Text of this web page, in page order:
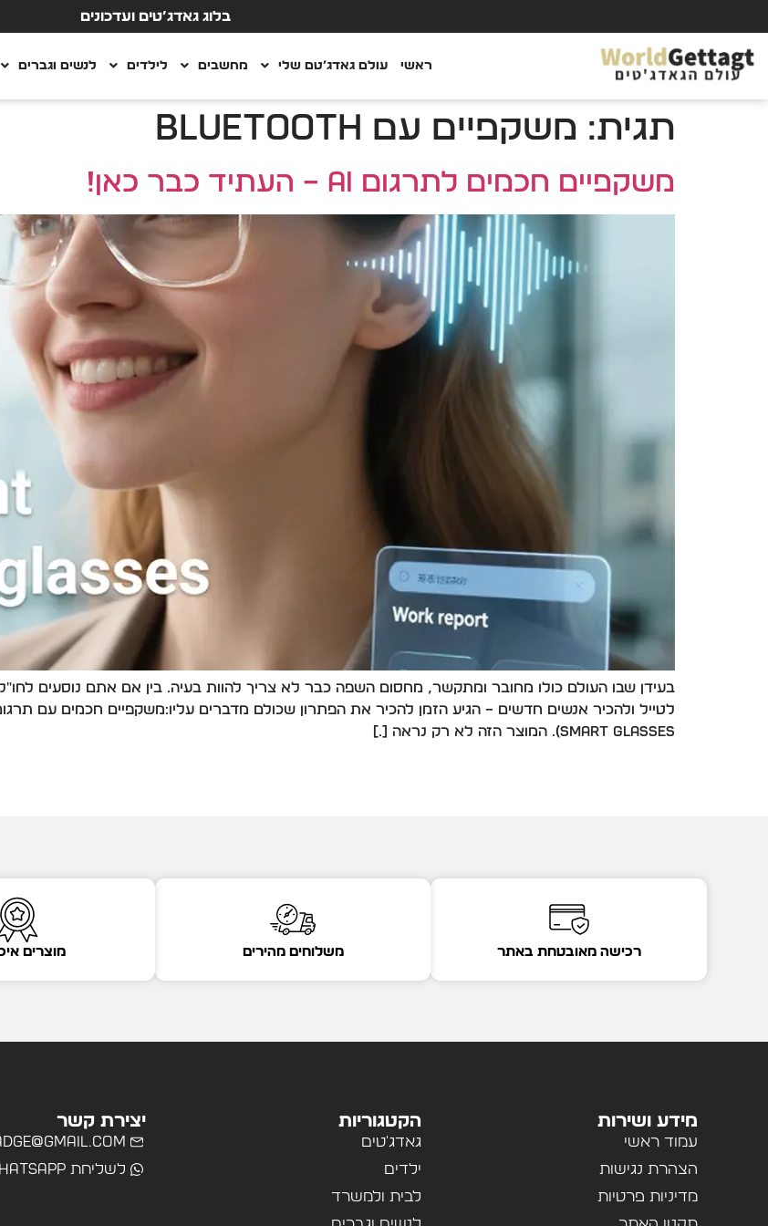
בלוג גאדג’טים ועדכונים
ראשי עולם גאדג’טם שלי מחשבים לילדים לנשים וגברים
תגית: משקפיים עם Bluetooth
משקפיים חכמים לתרגום AI – העתיד כבר כאן!
בעידן שבו העולם כולו מחובר ומתקשר, מחסום השפה כבר לא צריך להוות בעיה. בין אם אתם נוסעים
Smart Glasses). המוצר הזה לא רק נראה […]
רכישה מאובטחת באתר משלוחים מהירים מוצרים
מידע ושירות
עמוד ראשי
הצהרת נגישות
מדיניות פרטיות
הקטגוריות
גאדג'טים
ילדים
לבית ולמשרד
יצירת קשר
לשליחת WhatsApp